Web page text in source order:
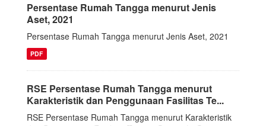
Persentase Rumah Tangga menurut Jenis
Aset, 2021
Persentase Rumah Tangga menurut Jenis Aset, 2021
PDF
RSE Persentase Rumah Tangga menurut
Karakteristik dan Penggunaan Fasilitas Te...
RSE Persentase Rumah Tangga menurut Karakteristik